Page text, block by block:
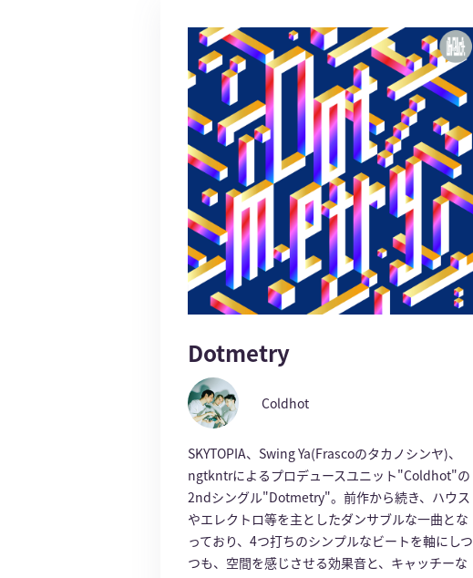
Dotmetry
Coldhot
SKYTOPIA、Swing Ya(Frascoのタカノシンヤ)、
ngtkntrによるプロデュースユニット"Coldhot"の
2ndシングル"Dotmetry"。前作から続き、ハウス
やエレクトロ等を主としたダンサブルな一曲とな
っており、4つ打ちのシンプルなビートを軸にしつ
つも、空間を感じさせる効果音と、キャッチーな